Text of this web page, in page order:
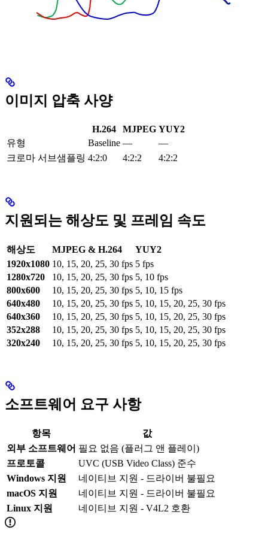
이미지 압축 사양
H.264 MJPEG YUY2
유형
Baseline —
—
크로마 서브샘플링 4:2:0 4:2:2 4:2:2
지원되는 해상도 및 프레임 속도
해상도 MJPEG & H.264
YUY2
1920x1080 10, 15, 20, 25, 30 fps 5 fps
1280x720
10, 15, 20, 25, 30 fps 5, 10 fps
800x600
10, 15, 20, 25, 30 fps 5, 10, 15 fps
640x480
10, 15, 20, 25, 30 fps 5, 10, 15, 20, 25, 30 fps
640x360
10, 15, 20, 25, 30 fps 5, 10, 15, 20, 25, 30 fps
352x288
10, 15, 20, 25, 30 fps 5, 10, 15, 20, 25, 30 fps
320x240
10, 15, 20, 25, 30 fps 5, 10, 15, 20, 25, 30 fps
소프트웨어 요구 사항
항목
값
외부 소프트웨어 필요 없음 (플러그 앤 플레이)
프로토콜
UVC (USB Video Class) 준수
Windows 지원
네이티브 지원 - 드라이버 불필요
macOS 지원
네이티브 지원 - 드라이버 불필요
Linux 지원
네이티브 지원 - V4L2 호환